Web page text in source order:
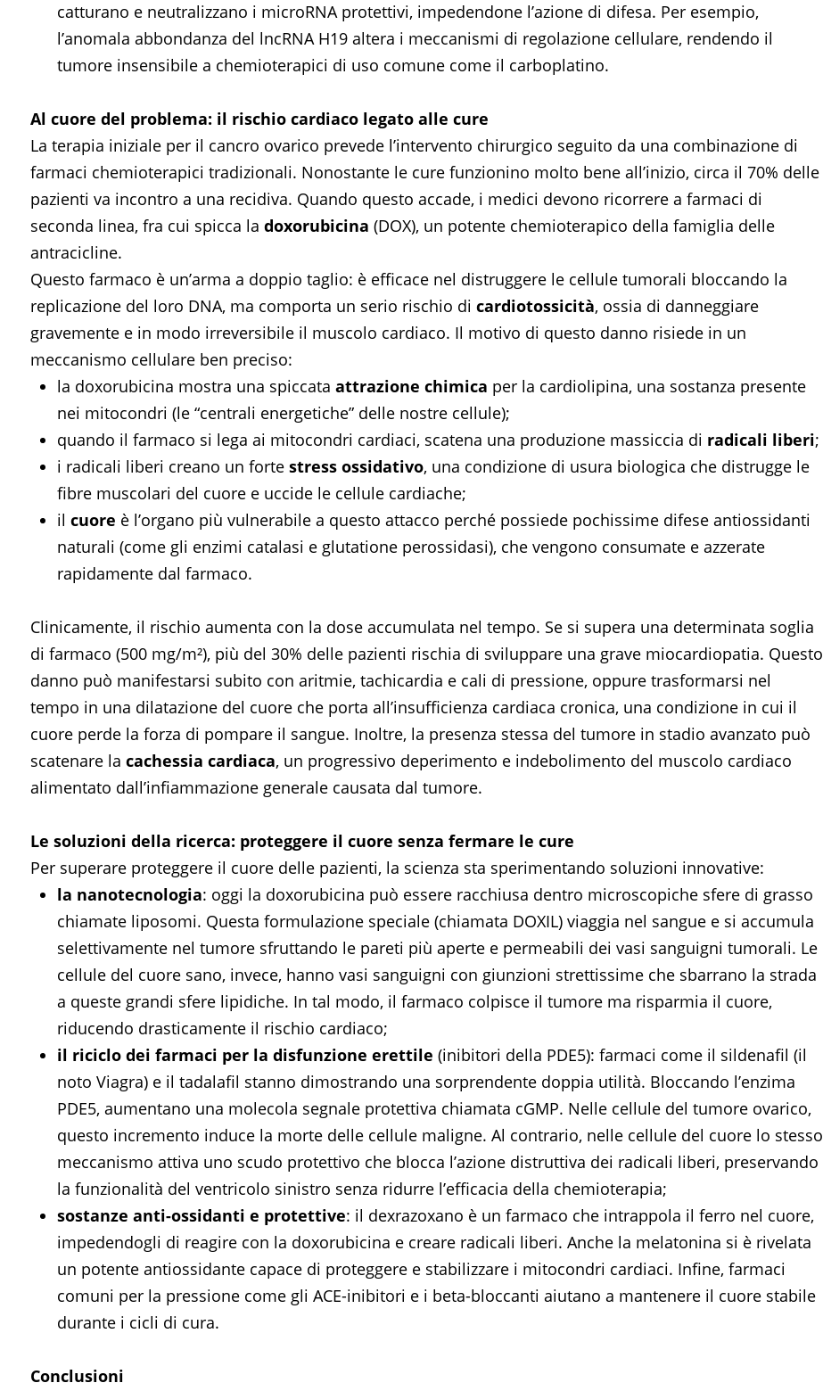
catturano e neutralizzano i microRNA protettivi, impedendone l’azione di difesa. Per esempio,
l’anomala abbondanza del lncRNA H19 altera i meccanismi di regolazione cellulare, rendendo il
tumore insensibile a chemioterapici di uso comune come il carboplatino.
Al cuore del problema: il rischio cardiaco legato alle cure
La terapia iniziale per il cancro ovarico prevede l’intervento chirurgico seguito da una combinazione di
farmaci chemioterapici tradizionali. Nonostante le cure funzionino molto bene all’inizio, circa il 70% delle
pazienti va incontro a una recidiva. Quando questo accade, i medici devono ricorrere a farmaci di
seconda linea, fra cui spicca la doxorubicina (DOX), un potente chemioterapico della famiglia delle
antracicline.
Questo farmaco è un’arma a doppio taglio: è efficace nel distruggere le cellule tumorali bloccando la
replicazione del loro DNA, ma comporta un serio rischio di cardiotossicità, ossia di danneggiare
gravemente e in modo irreversibile il muscolo cardiaco. Il motivo di questo danno risiede in un
meccanismo cellulare ben preciso:
la doxorubicina mostra una spiccata attrazione chimica per la cardiolipina, una sostanza presente
nei mitocondri (le “centrali energetiche” delle nostre cellule);
quando il farmaco si lega ai mitocondri cardiaci, scatena una produzione massiccia di radicali liberi;
i radicali liberi creano un forte stress ossidativo, una condizione di usura biologica che distrugge le
fibre muscolari del cuore e uccide le cellule cardiache;
il cuore è l’organo più vulnerabile a questo attacco perché possiede pochissime difese antiossidanti
naturali (come gli enzimi catalasi e glutatione perossidasi), che vengono consumate e azzerate
rapidamente dal farmaco.
Clinicamente, il rischio aumenta con la dose accumulata nel tempo. Se si supera una determinata soglia
di farmaco (500 mg/m²), più del 30% delle pazienti rischia di sviluppare una grave miocardiopatia. Questo
danno può manifestarsi subito con aritmie, tachicardia e cali di pressione, oppure trasformarsi nel
tempo in una dilatazione del cuore che porta all’insufficienza cardiaca cronica, una condizione in cui il
cuore perde la forza di pompare il sangue. Inoltre, la presenza stessa del tumore in stadio avanzato può
scatenare la cachessia cardiaca, un progressivo deperimento e indebolimento del muscolo cardiaco
alimentato dall’infiammazione generale causata dal tumore.
Le soluzioni della ricerca: proteggere il cuore senza fermare le cure
Per superare proteggere il cuore delle pazienti, la scienza sta sperimentando soluzioni innovative:
la nanotecnologia: oggi la doxorubicina può essere racchiusa dentro microscopiche sfere di grasso
chiamate liposomi. Questa formulazione speciale (chiamata DOXIL) viaggia nel sangue e si accumula
selettivamente nel tumore sfruttando le pareti più aperte e permeabili dei vasi sanguigni tumorali. Le
cellule del cuore sano, invece, hanno vasi sanguigni con giunzioni strettissime che sbarrano la strada
a queste grandi sfere lipidiche. In tal modo, il farmaco colpisce il tumore ma risparmia il cuore,
riducendo drasticamente il rischio cardiaco;
il riciclo dei farmaci per la disfunzione erettile (inibitori della PDE5): farmaci come il sildenafil (il
noto Viagra) e il tadalafil stanno dimostrando una sorprendente doppia utilità. Bloccando l’enzima
PDE5, aumentano una molecola segnale protettiva chiamata cGMP. Nelle cellule del tumore ovarico,
questo incremento induce la morte delle cellule maligne. Al contrario, nelle cellule del cuore lo stesso
meccanismo attiva uno scudo protettivo che blocca l’azione distruttiva dei radicali liberi, preservando
la funzionalità del ventricolo sinistro senza ridurre l’efficacia della chemioterapia;
sostanze anti-ossidanti e protettive: il dexrazoxano è un farmaco che intrappola il ferro nel cuore,
impedendogli di reagire con la doxorubicina e creare radicali liberi. Anche la melatonina si è rivelata
un potente antiossidante capace di proteggere e stabilizzare i mitocondri cardiaci. Infine, farmaci
comuni per la pressione come gli ACE-inibitori e i beta-bloccanti aiutano a mantenere il cuore stabile
durante i cicli di cura.
Conclusioni